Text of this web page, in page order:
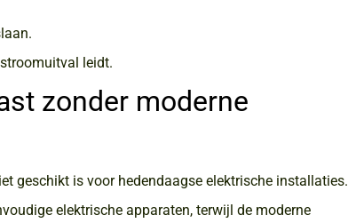
leidt.
zonder moderne
geschikt is voor hedendaagse elektrische installaties.
elektrische apparaten, terwijl de moderne